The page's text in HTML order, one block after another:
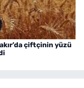
çiftçinin yüzü